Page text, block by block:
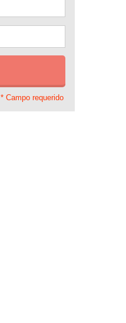
* Campo requerido